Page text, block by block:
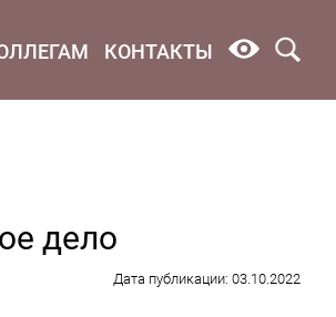
КОНТАКТЫ
дело
Дата публикации: 03.10.2022